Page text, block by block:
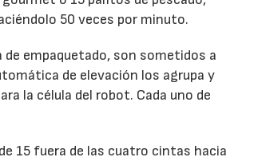
50 veces por minuto.
empaquetado, son sometidos a
de elevación los agrupa y
la célula del robot. Cada uno de
15 fuera de las cuatro cintas hacia